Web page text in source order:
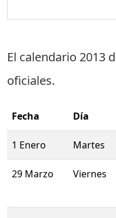
El calendario 2013
oficiales.
Fecha Día
1 Enero Martes
29 Marzo Viernes